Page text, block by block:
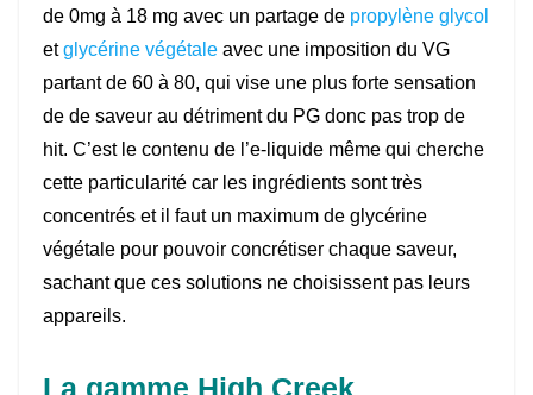
de 0mg à 18 mg avec un partage de propylène glycol
etglycérine végétale avec une imposition du VG
partant de 60 à 80, qui vise une plus forte sensation
de de saveur au détriment du PG donc pas trop de
hit. C’est le contenu de l’e-liquide même qui cherche
cette particularité car les ingrédients sont très
concentrés et il faut un maximum de glycérine
végétale pour pouvoir concrétiser chaque saveur,
sachant que ces solutions ne choisissent pas leurs
appareils.
La gamme High Creek